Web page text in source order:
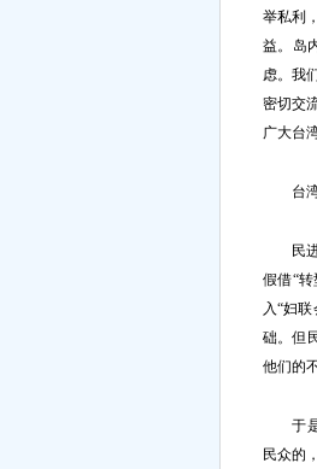
举私利
益。岛
虑。我
密切交
广大台
台湾
民进
假借“
入“妇
础。但
他们的
于是
民众的